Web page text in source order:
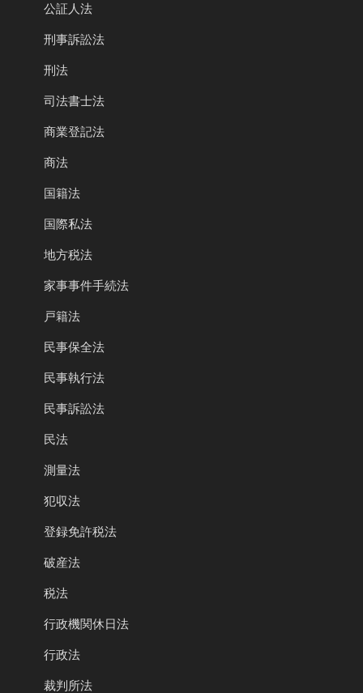
公証人法
刑事訴訟法
刑法
司法書士法
商業登記法
商法
国籍法
国際私法
地方税法
家事事件手続法
戸籍法
民事保全法
民事執行法
民事訴訟法
民法
測量法
犯収法
登録免許税法
破産法
税法
行政機関休日法
行政法
裁判所法